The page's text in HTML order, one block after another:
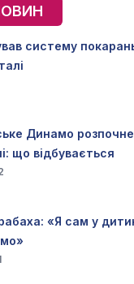
систему
Динамо
що відбувається
«Я сам у